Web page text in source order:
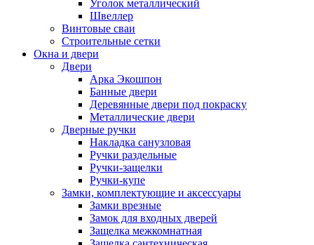
Уголок металлический
Швеллер
Винтовые сваи
Строительные сетки
Окна и двери
Двери
Арка Экошпон
Банные двери
Деревянные двери под покраску
Металлические двери
Дверные ручки
Накладка санузловая
Ручки раздельные
Ручки-защелки
Ручки-купе
Замки, комплектующие и аксессуары
Замки врезные
Замок для входных дверей
Защелка межкомнатная